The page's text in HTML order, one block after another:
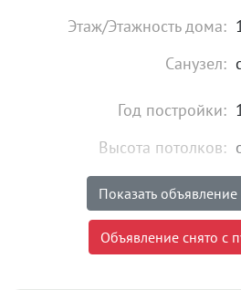
Этаж/Этажность дома:
Санузел:
Год постройки:
Высота потолков:
Состояние:
Показать
Объявление снято с